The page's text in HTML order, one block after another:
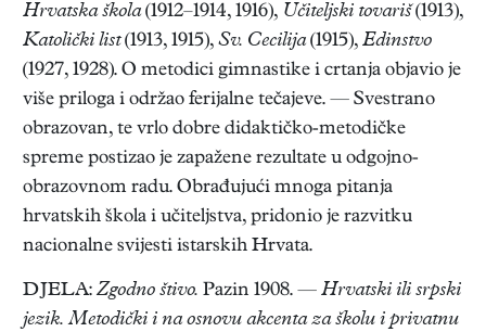
Hrvatska škola(1912–1914, 1916), Učiteljski tovariš(1913),
Katolički list(1913, 1915), Sv. Cecilija(1915), Edinstvo
(1927, 1928). O metodici gimnastike i crtanja objavio je
više priloga i održao ferijalne tečajeve. — Svestrano
obrazovan, te vrlo dobre didaktičko-metodičke
spreme postizao je zapažene rezultate u odgojno-
obrazovnom radu. Obrađujući mnoga pitanja
hrvatskih škola i učiteljstva, pridonio je razvitku
nacionalne svijesti istarskih Hrvata.
DJELA: Zgodno štivo. Pazin 1908. — Hrvatski ili srpski
jezik. Metodički i na osnovu akcenta za školu i privatnu